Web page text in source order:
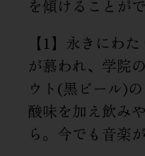
を傾けることが
【1】永きにわ
が慕われ、学院
ウト(黒ビール)
酸味を加え飲み
ら。今でも音楽